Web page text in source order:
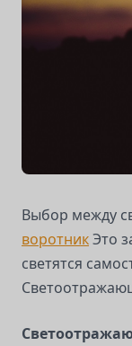
Выбор между
воротникЭто
светятся